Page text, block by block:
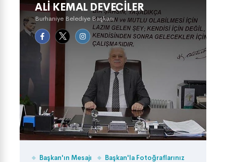
ALI KEMAL DEVECILER
Burhaniye Belediye Başkanı
Başkan'ın Mesajı
Başkan'la Fotoğraflarınız